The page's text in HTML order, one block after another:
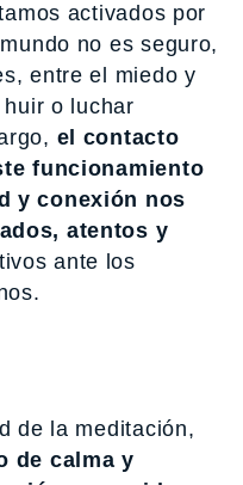
activados por
no es seguro,
entre el miedo y
huir o luchar
el contacto
funcionamiento
y conexión nos
atentos y
ante los
de la meditación,
de calma y